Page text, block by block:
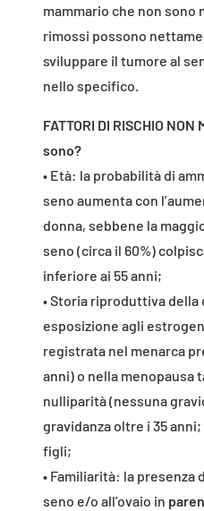
mammario che non
rimossi possono
sviluppare il tumore al
nello specifico.
FATTORI DI RISCHIO
sono?
• Età: la probabilità di
seno aumenta con
donna, sebbene la
seno (circa il 60%)
inferiore ai 55 anni;
• Storia riproduttiva
esposizione agli
registrata nel menarca
anni) o nella menopausa
nulliparità (nessuna
gravidanza oltre i 35
figli;
• Familiarità: la presenza
seno e/o all’ovaio in